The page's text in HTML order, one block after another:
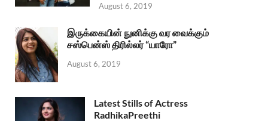
August 6, 2019
இருக்கையின் நுனிக்கு வர வைக்கும்
சஸ்பென்ஸ் திரில்லர் “யாரோ”
August 6, 2019
Latest Stills of Actress
RadhikaPreethi